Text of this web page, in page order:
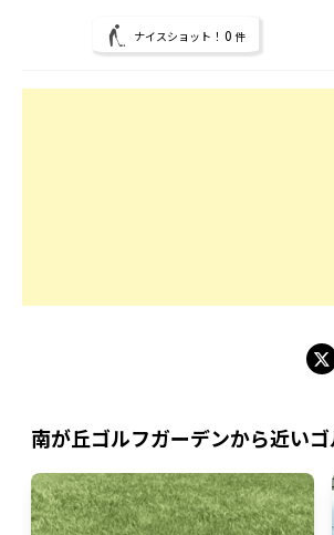
ナイスショット！ 0 件
南が丘ゴルフガーデンから近い